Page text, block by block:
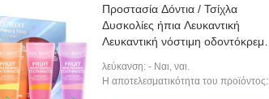
Προστασία Δόντια / Τσίχλα
Δυσκολίες ήπια Λευκαντική
Λευκαντική νόστιμη οδοντόκρεμα
λεύκανση: - Ναι, ναι.
Η αποτελεσματικότητα του προϊόντος: